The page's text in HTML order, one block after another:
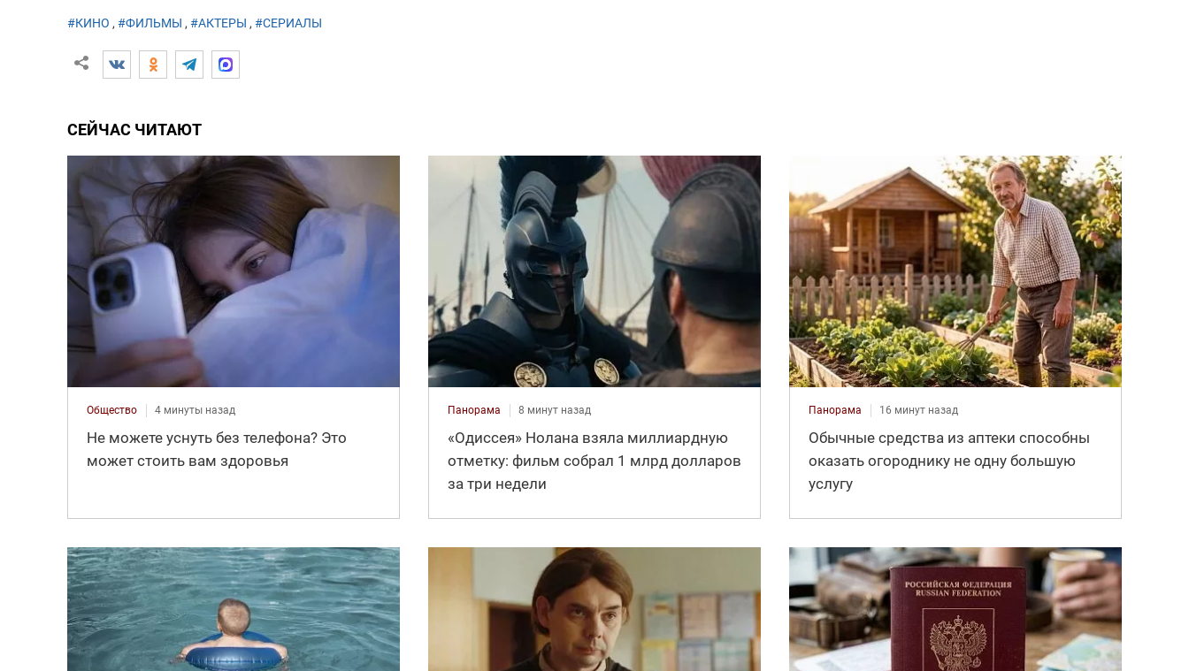
#КИНО , #ФИЛЬМЫ , #АКТЕРЫ , #СЕРИАЛЫ
СЕЙЧАС ЧИТАЮТ
Общество 4 минуты назад
Не можете уснуть без телефона? Это
может стоить вам здоровья
Панорама 8 минут назад
«Одиссея» Нолана взяла миллиардную
отметку: фильм собрал 1 млрд долларов
за три недели
Панорама 16 минут назад
Обычные средства из аптеки способны
оказать огороднику не одну большую
услугу